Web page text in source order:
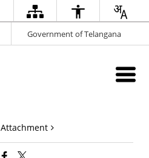
Government of Telangana
Attachment